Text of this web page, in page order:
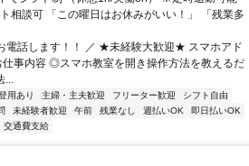
談可 「この曜日はお休みがいい！」 「残業多
電話します！！ ／ ★未経験大歓迎★ スマホアド
事内容 ◎スマホ教室を開き操作方法を教えるだ
...
用あり 主婦・主夫歓迎 フリーター歓迎
シフト自由
未経験者歓迎 午前 残業なし 週払いOK
即日払いOK
交通費支給